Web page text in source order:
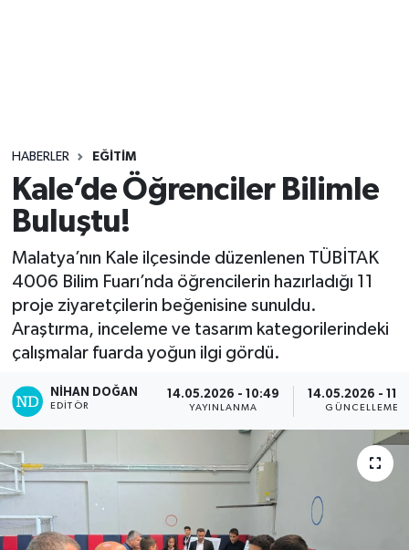
HABERLER EĞITIM
Kale’de Öğrenciler Bilimle
Buluştu!
Malatya’nın Kale ilçesinde düzenlenen TÜBİTAK
4006 Bilim Fuarı’nda öğrencilerin hazırladığı 11
proje ziyaretçilerin beğenisine sunuldu.
Araştırma, inceleme ve tasarım kategorilerindeki
çalışmalar fuarda yoğun ilgi gördü.
NIHAN DOĞAN
EDITÖR
14.05.2026 - 10:49
YAYINLANMA
14.05.2026 -
GÜNCELLEME
Yaşam